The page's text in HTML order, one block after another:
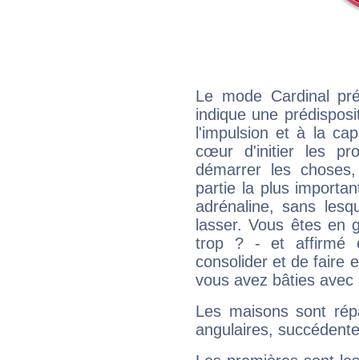
Le mode Cardinal
indique une
l'impulsion et à la
cœur d'initier les
démarrer les
partie la plus
adrénaline, sans
lasser. Vous êtes en
trop ? - et affirmé
consolider et de faire
vous avez bâties avec
Les maisons sont
angulaires,